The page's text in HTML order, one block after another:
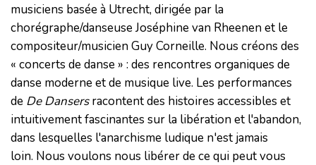
musiciens basée à Utrecht, dirigée par la
chorégraphe/danseuse Joséphine van Rheenen et le
compositeur/musicien Guy Corneille. Nous créons des
« concerts de danse » : des rencontres organiques de
danse moderne et de musique live. Les performances
de De Dansersracontent des histoires accessibles et
intuitivement fascinantes sur la libération et l'abandon,
dans lesquelles l'anarchisme ludique n'est jamais
loin. Nous voulons nous libérer de ce qui peut vous